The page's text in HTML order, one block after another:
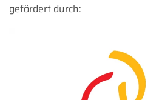
gefördert durch: